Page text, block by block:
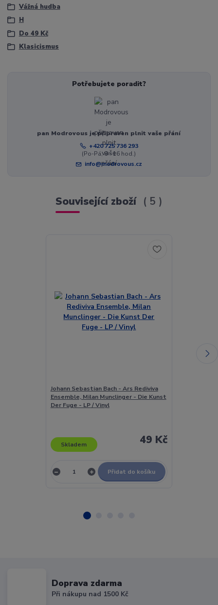
Vážná hudba
H
Do 49 Kč
Klasicismus
Potřebujete poradit?
pan Modrovous je připraven plnit vaše přání
+420 725 736 293
(Po-Pá, 8 - 16 hod.)
info@modrovous.cz
Související zboží 5
Johann Sebastian Bach - Ars Rediviva
Ensemble, Milan Munclinger - Die Kunst
Der Fuge - LP / Vinyl
49 Kč
Skladem
Přidat do košíku
Doprava zdarma
Při nákupu nad 1500 Kč